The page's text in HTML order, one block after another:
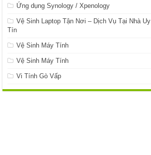
Ứng dụng Synology / Xpenology
Vệ Sinh Laptop Tận Nơi – Dịch Vụ Tại Nhà Uy
Tín
Vệ Sinh Máy Tính
Vệ Sinh Máy Tính
Vi Tính Gò Vấp